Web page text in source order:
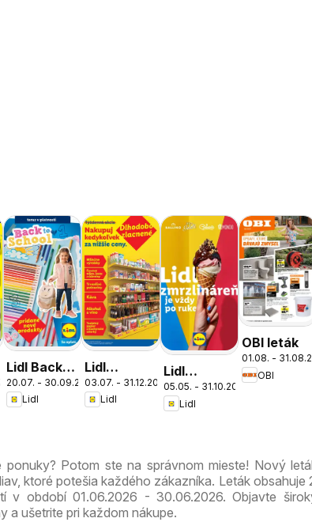
Lidl Back
to school
20.07. - 30.09.2026
Lidl
Lidl
dlhodobo
zlacnené
03.07. - 31.12.2026
Lidl
Lidl
zmrzlináreň
05.05. - 31.10.2026
Lidl
OBI leták
01.08. -
OBI
ponuky? Potom ste na správnom mieste! Nový
ktoré potešia každého zákazníka. Leták obsahuje
v období 01.06.2026 - 30.06.2026. Objavte
a ušetrite pri každom nákupe.